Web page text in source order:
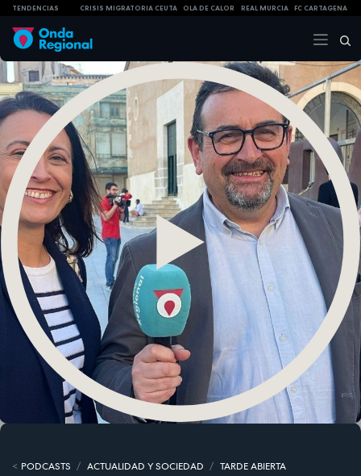
TENDENCIAS CRISIS MIGRATORIA CEUTA OLA DE CALOR REAL MURCIA FC CARTAGENA
PODCASTS ACTUALIDAD Y SOCIEDAD TARDE ABIERTA